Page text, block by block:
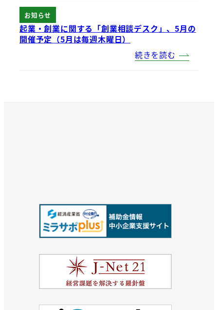
お知らせ
起業・創業に関する「創業相談デスク」、5月の
開催予定（5月は毎週木曜日）
続きを読む